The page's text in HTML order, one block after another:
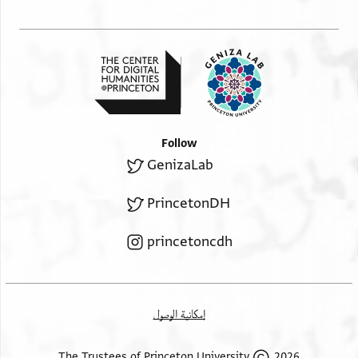
Follow
GenizaLab
PrincetonDH
princetoncdh
إمكانية الوصول